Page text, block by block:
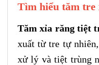
Tìm hiểu tăm tre
Tăm xỉa răng tiệt
xuất từ tre tự
xử lý và tiệt trùng